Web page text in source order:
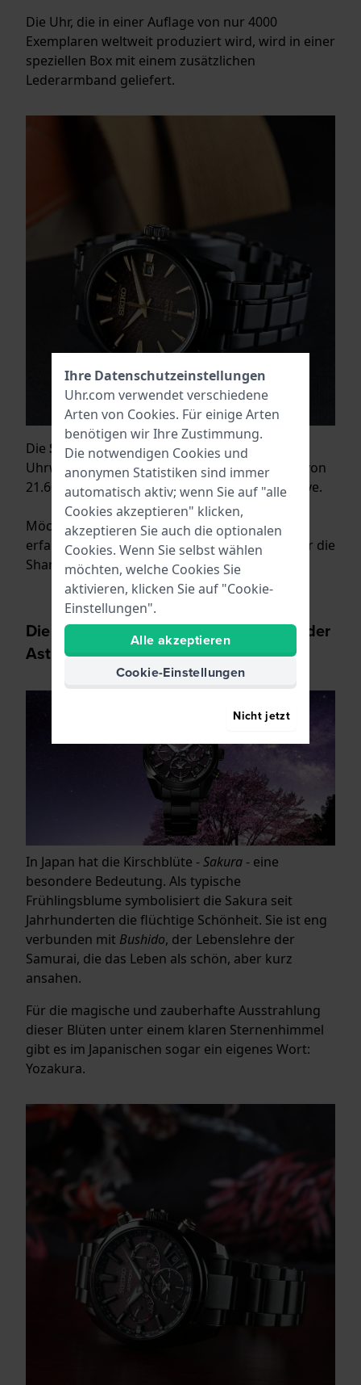
Die Uhr, die in einer Auflage von nur 4000
Exemplaren weltweit produziert wird, wird in einer
speziellen Box mit einem zusätzlichen
Lederarmband geliefert.
Die SPB205ist eine Automatikuhr mit einem
Uhrwerk des Kalibers 6R35 mit einer Tickzahl von
21.600 pro Stunde und 70 Stunden Gangreserve.
Möchten Sie mehr über diese schönen Uhren
erfahren? Dann lesen Sie weiter im Artikel über die
Sharp Edged Serie.
Die Magie von Yozakura abgebildet in der
Astron SSH083
In Japan hat die Kirschblüte -Sakura - eine
besondere Bedeutung. Als typische
Frühlingsblume symbolisiert die Sakura seit
Jahrhunderten die flüchtige Schönheit. Sie ist eng
verbunden mit Bushido, der Lebenslehre der
Samurai, die das Leben als schön, aber kurz
ansahen.
Für die magische und zauberhafte Ausstrahlung
dieser Blüten unter einem klaren Sternenhimmel
gibt es im Japanischen sogar ein eigenes Wort:
Yozakura.
Ihre Datenschutzeinstellungen
Uhr.com verwendet verschiedene
Arten von Cookies. Für einige Arten
benötigen wir Ihre Zustimmung.
Die notwendigen Cookies und
anonymen Statistiken sind immer
automatisch aktiv; wenn Sie auf "alle
Cookies akzeptieren" klicken,
akzeptieren Sie auch die optionalen
Cookies. Wenn Sie selbst wählen
möchten, welche Cookies Sie
aktivieren, klicken Sie auf "Cookie-
Einstellungen".
Alle akzeptieren
Cookie-Einstellungen
Nicht jetzt